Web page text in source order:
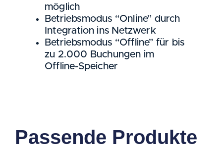
möglich
Betriebsmodus “Online” durch
Integration ins Netzwerk
Betriebsmodus “Offline” für bis
zu 2.000 Buchungen im
Offline-Speicher
Passende Produkte